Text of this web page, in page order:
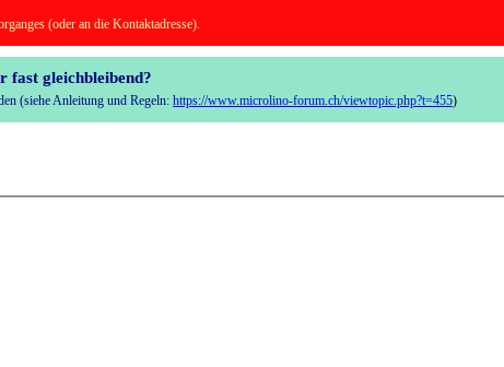
(oder an die Kontaktadresse).
fast gleichbleibend?
(siehe Anleitung und Regeln: https://www.microlino-forum.ch/viewtopic.php?t=455)